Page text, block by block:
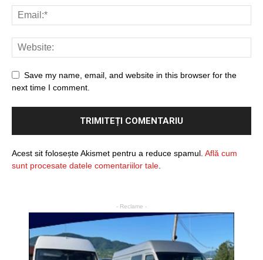
Save my name, email, and website in this browser for the
next time I comment.
Acest sit folosește Akismet pentru a reduce spamul. Află cum
sunt procesate datele comentariilor tale
- Reclame -